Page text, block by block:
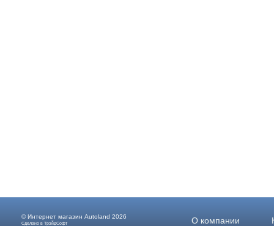
© Интернет магазин Autoland 2026
Сделано в ТрэйдСофт О компании